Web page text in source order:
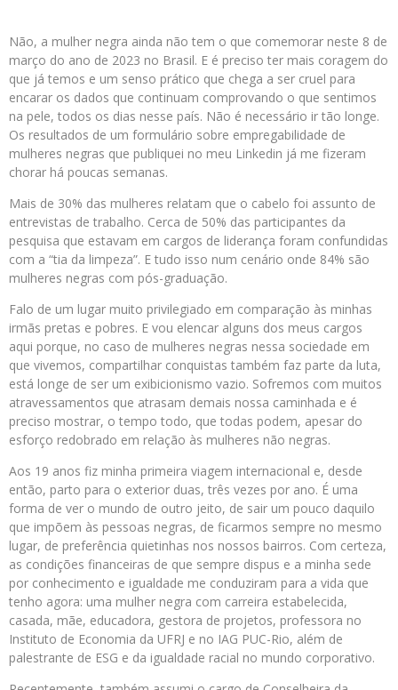
Não, a mulher negra ainda não tem o que comemorar neste 8 de
março do ano de 2023 no Brasil. E é preciso ter mais coragem do
que já temos e um senso prático que chega a ser cruel para
encarar os dados que continuam comprovando o que sentimos
na pele, todos os dias nesse país. Não é necessário ir tão longe.
Os resultados de um formulário sobre empregabilidade de
mulheres negras que publiquei no meu Linkedin já me fizeram
chorar há poucas semanas.
Mais de 30% das mulheres relatam que o cabelo foi assunto de
entrevistas de trabalho. Cerca de 50% das participantes da
pesquisa que estavam em cargos de liderança foram confundidas
com a “tia da limpeza”. E tudo isso num cenário onde 84% são
mulheres negras com pós-graduação.
Falo de um lugar muito privilegiado em comparação às minhas
irmãs pretas e pobres. E vou elencar alguns dos meus cargos
aqui porque, no caso de mulheres negras nessa sociedade em
que vivemos, compartilhar conquistas também faz parte da luta,
está longe de ser um exibicionismo vazio. Sofremos com muitos
atravessamentos que atrasam demais nossa caminhada e é
preciso mostrar, o tempo todo, que todas podem, apesar do
esforço redobrado em relação às mulheres não negras.
Aos 19 anos fiz minha primeira viagem internacional e, desde
então, parto para o exterior duas, três vezes por ano. É uma
forma de ver o mundo de outro jeito, de sair um pouco daquilo
que impõem às pessoas negras, de ficarmos sempre no mesmo
lugar, de preferência quietinhas nos nossos bairros. Com certeza,
as condições financeiras de que sempre dispus e a minha sede
por conhecimento e igualdade me conduziram para a vida que
tenho agora: uma mulher negra com carreira estabelecida,
casada, mãe, educadora, gestora de projetos, professora no
Instituto de Economia da UFRJ e no IAG PUC-Rio, além de
palestrante de ESG e da igualdade racial no mundo corporativo.